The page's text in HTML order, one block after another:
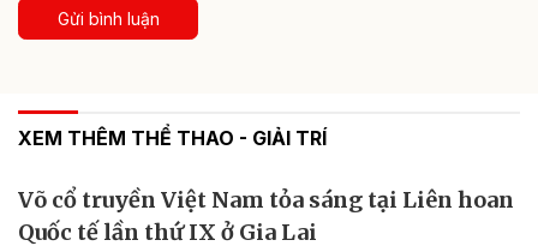
Gửi bình luận
XEM THÊM THỂ THAO - GIẢI TRÍ
Võ cổ truyền Việt Nam tỏa sáng tại Liên hoan
Quốc tế lần thứ IX ở Gia Lai